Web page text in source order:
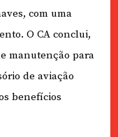
com uma
O CA conclui,
manutenção para
de aviação
benefícios